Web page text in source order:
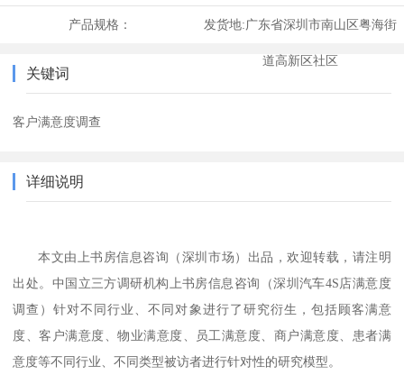
产品规格： 发货地:广东省深圳市南山区粤海街
道高新区社区
关键词
客户满意度调查
详细说明
本文由上书房信息咨询（深圳市场）出品，欢迎转载，请注明
出处。中国立三方调研机构上书房信息咨询
（深圳汽车4S店满意度
调查）针对不同行业、不同对象进行了研究衍生，包括顾客满意
度、客户满意度、物业满意度、员工满意度、商户满意度、患者满
意度等不同行业、不同类型被访者进行针对性的研究模型。